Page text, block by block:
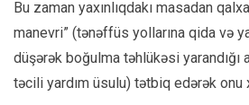
Bu zaman yaxınlıqdakı masadan
manevri” (tənəffüs yollarına qida və
düşərək boğulma təhlükəsi yarandığı
təcili yardım üsulu) tətbiq edərək onu